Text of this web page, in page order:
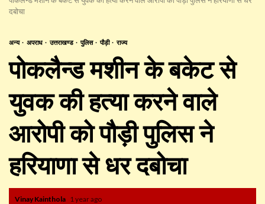
दबोचा
अन्य अपराध उत्तराखण्ड पुलिस पौड़ी राज्य
पोकलैन्ड मशीन के बकेट से
युवक की हत्या करने वाले
आरोपी को पौड़ी पुलिस ने
हरियाणा से धर दबोचा
Vinay Kainthola 1 year ago